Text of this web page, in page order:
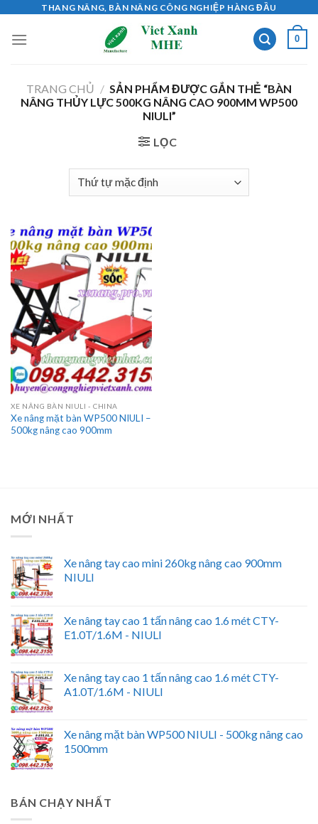
content
THANG NÂNG, BÀN NÂNG CÔNG NGHIỆP HÀNG ĐẦU
0
TRANG CHỦ / SẢN PHẨM ĐƯỢC GẮN THẺ “BÀN
NÂNG THỦY LỰC 500KG NÂNG CAO 900MM WP500
NIULI”
LỌC
XE NÂNG BÀN NIULI - CHINA
Xe nâng mặt bàn WP500 NIULI –
500kg nâng cao 900mm
MỚI NHẤT
Xe nâng tay cao mini 260kg nâng cao 900mm
NIULI
Xe nâng tay cao 1 tấn nâng cao 1.6 mét CTY-
E1.0T/1.6M - NIULI
Xe nâng tay cao 1 tấn nâng cao 1.6 mét CTY-
A1.0T/1.6M - NIULI
Xe nâng mặt bàn WP500 NIULI - 500kg nâng cao
1500mm
BÁN CHẠY NHẤT